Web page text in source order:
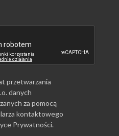
przetwarzania
danych
za pomocą
kontaktowego
Prywatności.